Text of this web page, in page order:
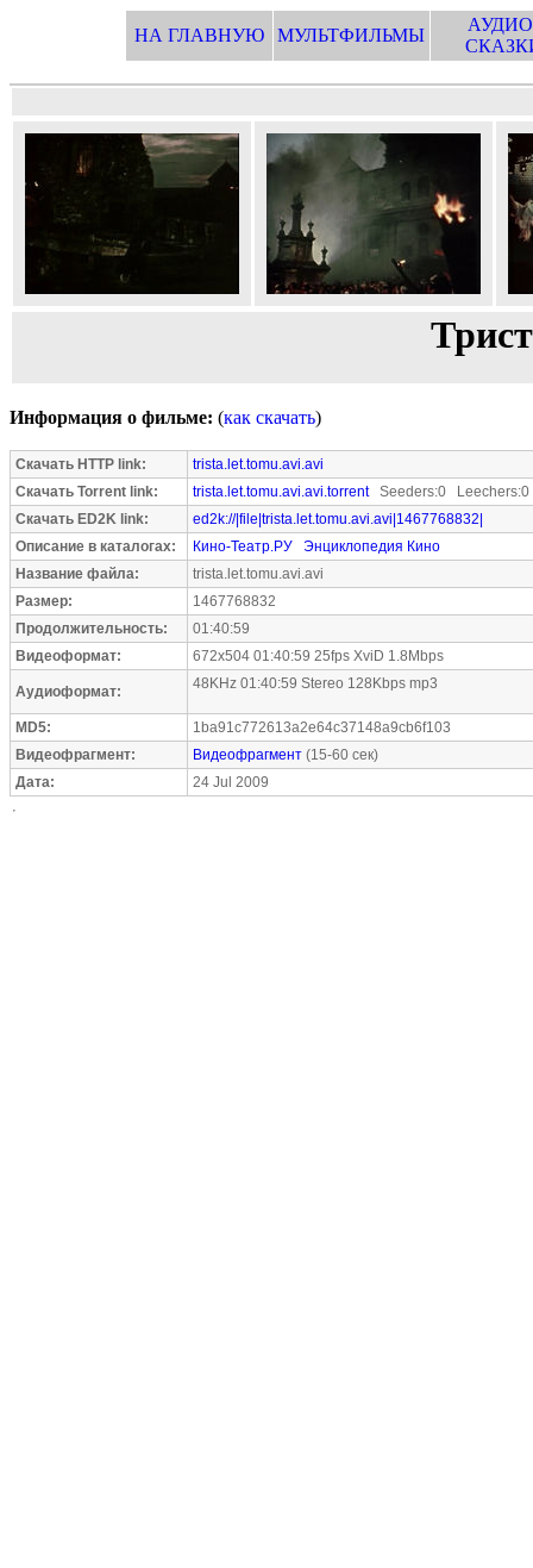
НА ГЛАВНУЮ МУЛЬТФИЛЬМЫ
Информация о фильме: (как скачать)
Скачать HTTP link:
trista.let.tomu.avi.avi
Скачать Torrent link:
trista.let.tomu.avi.avi.torrentSeeders:0 Leechers:0
Скачать ED2K link:
ed2k://|file|trista.let.tomu.avi.avi|1467768832|
Описание в каталогах:
Кино-Театр.РУ
Энциклопедия Кино
Название файла:
trista.let.tomu.avi.avi
Размер:
1467768832
Продолжительность:
01:40:59
Видеоформат:
672x504 01:40:59 25fps XviD 1.8Mbps
Аудиоформат: 48KHz 01:40:59 Stereo 128Kbps mp3
MD5:
1ba91c772613a2e64c37148a9cb6f103
Видеофрагмент:
Видеофрагмент (15-60 сек)
Дата:
24 Jul 2009